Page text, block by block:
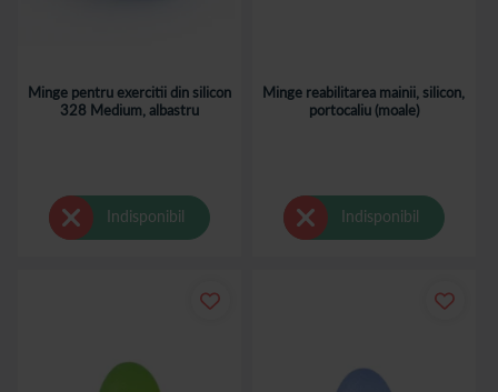
Minge pentru exercitii din silicon
328 Medium, albastru
Indisponibil
Minge reabilitarea mainii, silicon,
portocaliu (moale)
Indisponibil